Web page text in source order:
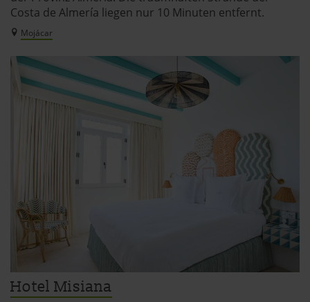
Costa de Almería liegen nur 10 Minuten entfernt.
Mojácar
Hotel Misiana